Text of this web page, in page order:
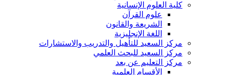
كلية العلوم الإنسانية
علوم القرآن
الشريعة والقانون
اللغة الإنجليزية
مركز السعيد للتأهيل والتدريب والاستشارات
مركز السعيد للبحث العلمي
مركز التعليم عن بعد
الأقسام العلمية